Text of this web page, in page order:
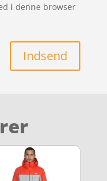
i denne browser
Indsend